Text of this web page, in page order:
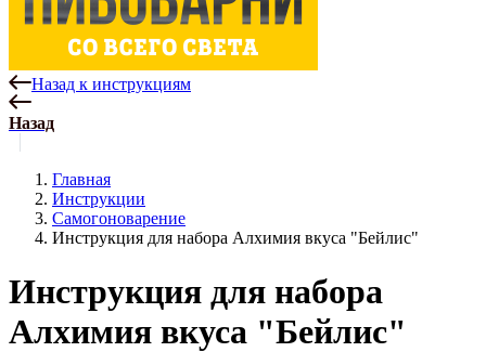
Назад к инструкциям
Назад
Главная
Инструкции
Самогоноварение
Инструкция для набора Алхимия вкуса "Бейлис"
Инструкция для набора
Алхимия вкуса "Бейлис"